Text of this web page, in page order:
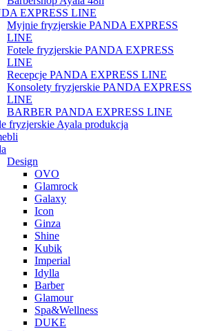
EXPRESS LINE
Myjnie fryzjerskie PANDA EXPRESS
LINE
Fotele fryzjerskie PANDA EXPRESS
LINE
Recepcje PANDA EXPRESS LINE
Konsolety fryzjerskie PANDA EXPRESS
LINE
BARBER PANDA EXPRESS LINE
fryzjerskie Ayala produkcja
Design
OVO
Glamrock
Galaxy
Icon
Ginza
Shine
Kubik
Imperial
Idylla
Barber
Glamour
Spa&Wellness
DUKE